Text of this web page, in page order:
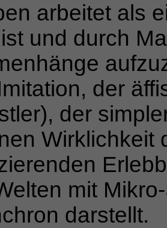
arbeitet als
und durch
der
der
Wirklichkeit
mit
darstellt.